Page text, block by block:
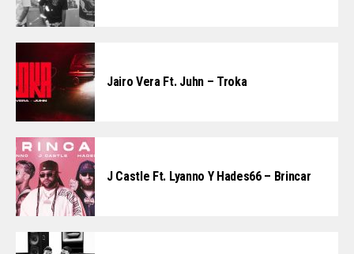
Jairo Vera Ft. Juhn – Troka
J Castle Ft. Lyanno Y Hades66 – Brincar